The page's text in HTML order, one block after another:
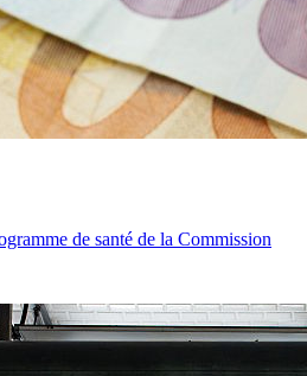
de santé de la Commission